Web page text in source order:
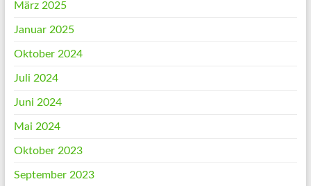
März 2025
Januar 2025
Oktober 2024
Juli 2024
Juni 2024
Mai 2024
Oktober 2023
September 2023